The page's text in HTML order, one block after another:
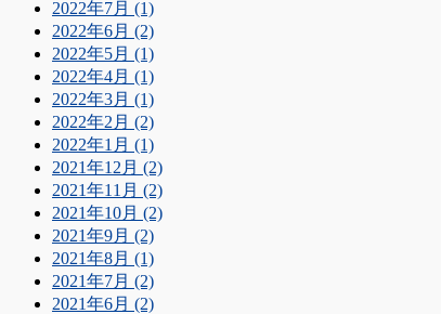
2022年7月 (1)
2022年6月 (2)
2022年5月 (1)
2022年4月 (1)
2022年3月 (1)
2022年2月 (2)
2022年1月 (1)
2021年12月 (2)
2021年11月 (2)
2021年10月 (2)
2021年9月 (2)
2021年8月 (1)
2021年7月 (2)
2021年6月 (2)